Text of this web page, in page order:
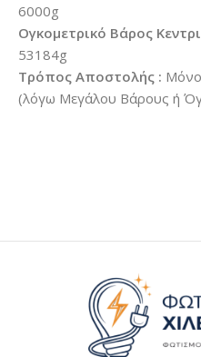
6000g
Ογκομετρικό Βάρος
53184g
Τρόπος Αποστολής : Μόνο
(λόγω Μεγάλου Βάρους ή